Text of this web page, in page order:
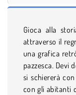
Gioca alla
attraverso il
una grafica
pazzesca. Devi
si schiererà
con gli abitanti